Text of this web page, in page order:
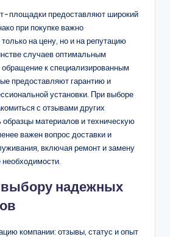
площадки предоставляют широкий
при покупке важно
на цену, но и на репутацию
случаев оптимальным
к специализированным
предоставляют гарантию и
установки. При выборе
с отзывами других
образцы материалов и техническую
важен вопрос доставки и
включая ремонт и замену
надежных
компании: отзывы, статус и опыт